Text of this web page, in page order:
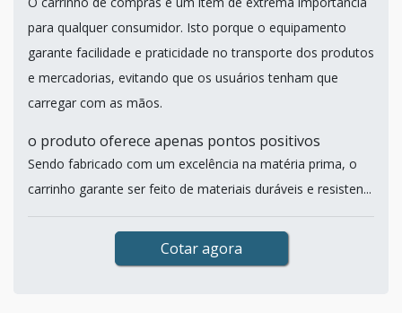
para qualquer consumidor. Isto porque o equipamento
garante facilidade e praticidade no transporte dos produtos
e mercadorias, evitando que os usuários tenham que
carregar com as mãos.
o produto oferece apenas pontos positivos
Sendo fabricado com um excelência na matéria prima, o
carrinho garante ser feito de materiais duráveis e resisten...
Cotar agora